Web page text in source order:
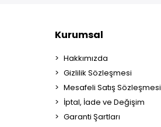
Kurumsal
Hakkımızda
Gizlilik Sözleşmesi
Mesafeli Satış Sözleşmesi
İptal, İade ve Değişim
Garanti Şartları